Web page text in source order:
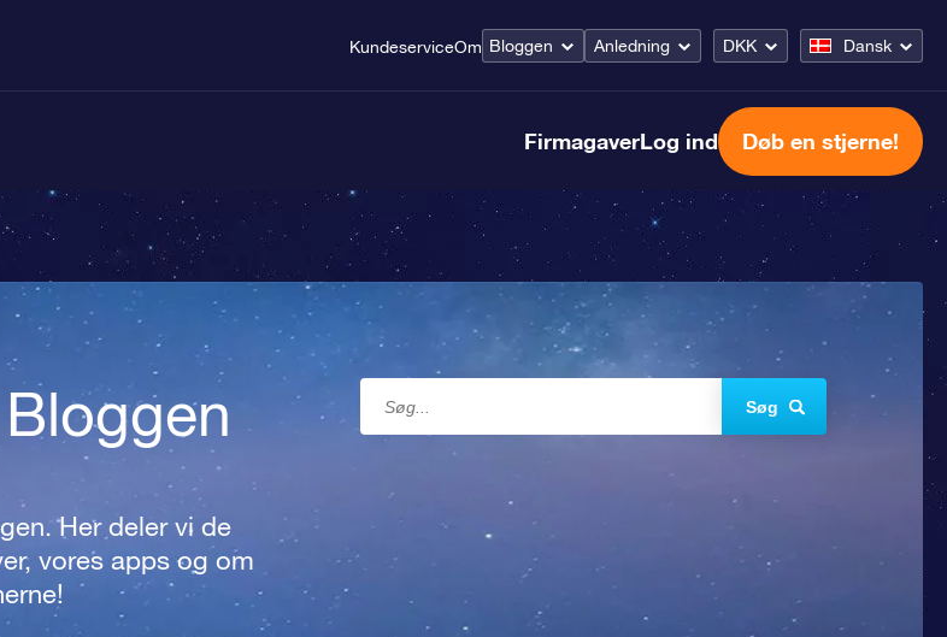
KundeserviceOm Bloggen Anledning DKK Dansk
FirmagaverLog ind Døb en stjerne!
Her deler vi de
vores apps og om
Søg